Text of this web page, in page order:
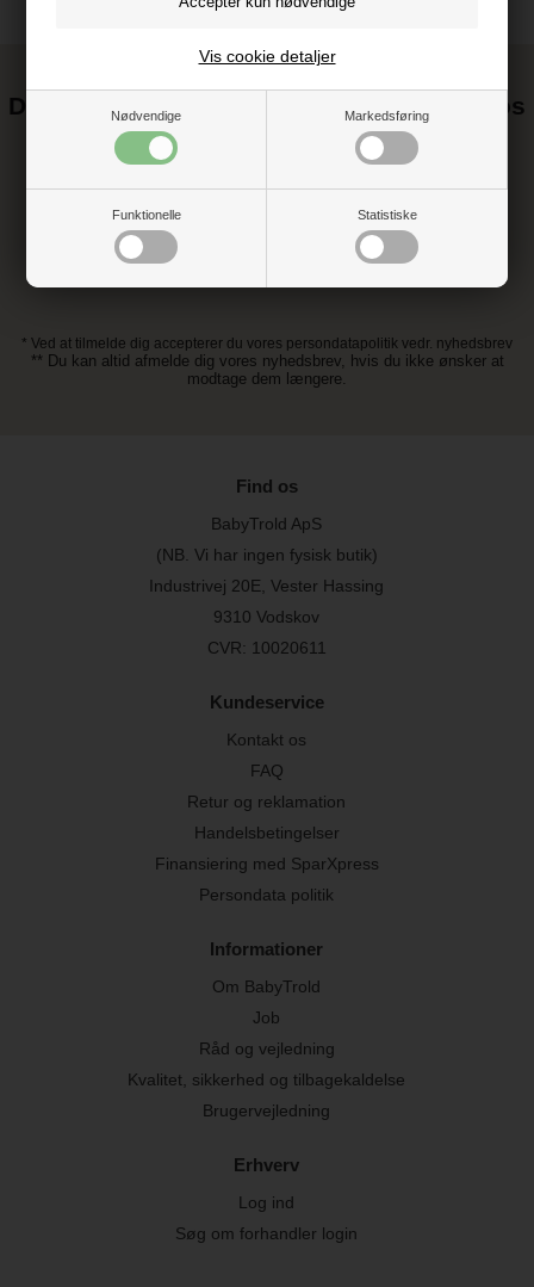
Nødvendige Markedsføring
Funktionelle Statistiske
Vis cookie detaljer
Det kan blive endnu billigere at handle hos
Tilmeld dig vores nyhedsbrev og gå ikke glip af gode tilbud
* Ved at tilmelde dig accepterer du vores persondatapolitik vedr. nyhedsbrev
** Du kan altid afmelde dig vores nyhedsbrev, hvis du ikke ønsker at
modtage dem længere.
Find os
BabyTrold ApS
(NB. Vi har ingen fysisk butik)
Industrivej 20E, Vester Hassing
9310 Vodskov
CVR: 10020611
Kundeservice
Kontakt os
FAQ
Retur og reklamation
Handelsbetingelser
Finansiering med SparXpress
Persondata politik
Informationer
Om BabyTrold
Job
Råd og vejledning
Kvalitet, sikkerhed og tilbagekaldelse
Brugervejledning
Erhverv
Log ind
Søg om forhandler login